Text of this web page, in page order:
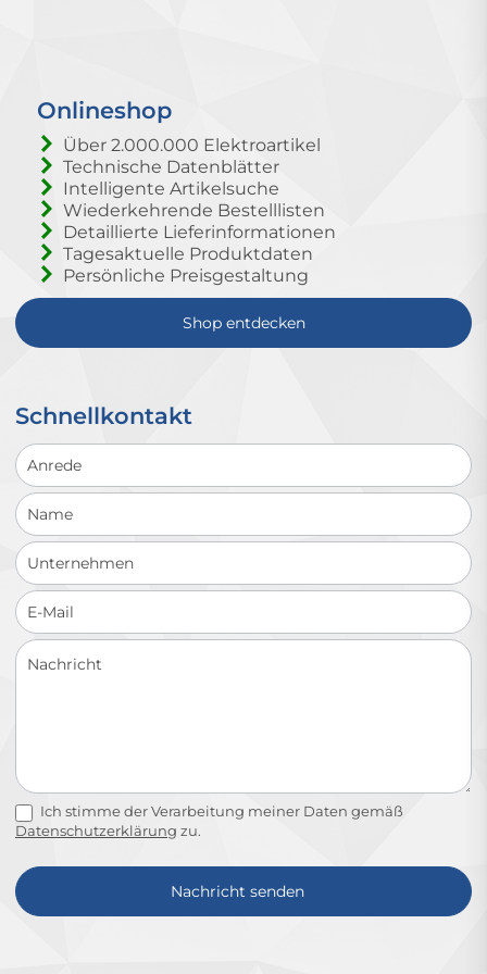
Onlineshop
Über 2.000.000 Elektroartikel
Technische Datenblätter
Intelligente Artikelsuche
Wiederkehrende Bestelllisten
Detaillierte Lieferinformationen
Tagesaktuelle Produktdaten
Persönliche Preisgestaltung
Shop entdecken
Schnellkontakt
Schnellkontakt
Ich stimme der Verarbeitung meiner Daten gemäß
Datenschutzerklärung zu.
Nachricht senden